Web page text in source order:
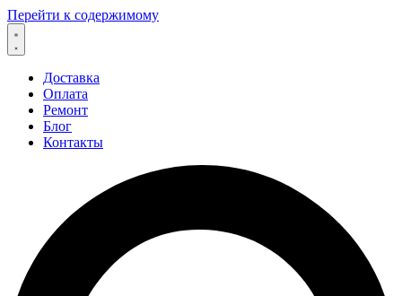
Перейти к содержимому
Доставка
Оплата
Ремонт
Блог
Контакты